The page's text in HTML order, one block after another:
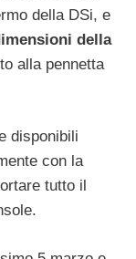
della DSi, e
della
alla pennetta
disponibili
con la
tutto il